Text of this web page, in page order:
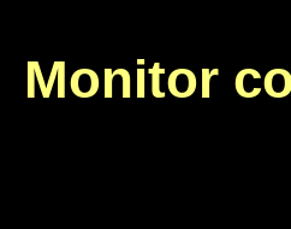
Monitor